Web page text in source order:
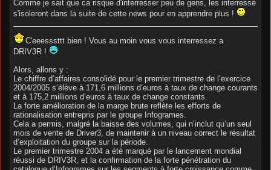
Comme je sait que ca risque d'interresser peu de gens, les interressé
s'isoleront dans la suite de cette news pour en apprendre plus !
C'eeesssttt bien ! Vous au moin vous vous interressez a
DRIV3R !
Alors, allons y :
Le chiffre d’affaires consolidé pour le premier trimestre de l’exercice
2004/2005 s’élève à 171,6 millions d’euros à taux de change courants
et à 175,2 millions d’euros à taux de change constants.
La forte amélioration de la marge brute reflète les efforts de
rationalisation entrepris par le groupe Infogrames.
Cela a permis, malgré la baisse des volumes, qui n’inclut qu’un seul
mois de vente de Driver3, de maintenir à un niveau correct le résultat
d’exploitation du groupe sur la période.
Le premier trimestre 2004 a été marqué par le lancement mondial
réussi de DRIV3R, et la confirmation de la forte pénétration du